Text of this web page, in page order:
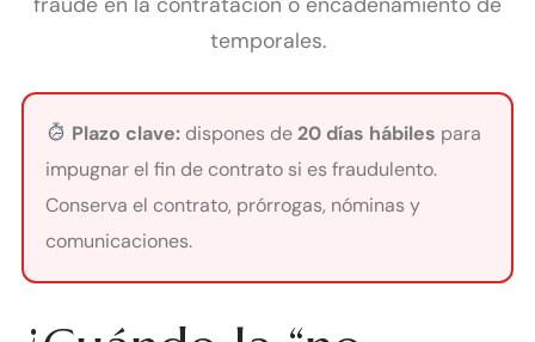
temporales.
Plazo clave: dispones de20 días hábiles para
impugnar el fin de contrato si es fraudulento.
Conserva el contrato, prórrogas, nóminas y
comunicaciones.